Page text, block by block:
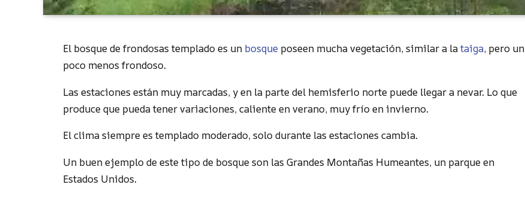
El bosque de frondosas templado es un bosque poseen mucha vegetación, similar a lataiga, pero un
poco menos frondoso.
Las estaciones están muy marcadas, y en la parte del hemisferio norte puede llegar a nevar. Lo que
produce que pueda tener variaciones, caliente en verano, muy frío en invierno.
El clima siempre es templado moderado, solo durante las estaciones cambia.
Un buen ejemplo de este tipo de bosque son las Grandes Montañas Humeantes, un parque en
Estados Unidos.